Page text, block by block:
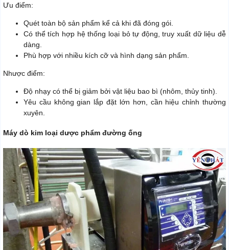
Ưu điểm:
Quét toàn bộ sản phẩm kể cả khi đã đóng gói.
Có thể tích hợp hệ thống loại bỏ tự động, truy xuất dữ liệu dễ
dàng.
Phù hợp với nhiều kích cỡ và hình dạng sản phẩm.
Nhược điểm:
Độ nhạy có thể bị giảm bởi vật liệu bao bì (nhôm, thủy tinh).
Yêu cầu không gian lắp đặt lớn hơn, cần hiệu chỉnh thường
xuyên.
Máy dò kim loại dược phẩm đường ống